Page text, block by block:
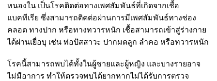
หนองใน เป็นโรคติดต่อทางเพศสัมพันธ์ที่เกิดจากเชื้อ
แบคทีเรีย ซึ่งสามารถติดต่อผ่านการมีเพศสัมพันธ์ทางช่อง
คลอด ทางปาก หรือทางทวารหนัก เชื้อสามารถเข้าสู่ร่างกาย
ได้ผ่านเยื่อบุ เช่น ท่อปัสสาวะ ปากมดลูก ลำคอ หรือทวารหนัก
โรคนี้สามารถพบได้ทั้งในผู้ชายและผู้หญิง และบางรายอาจ
ไม่มีอาการ ทำให้ตรวจพบได้ยากหากไม่ได้รับการตรวจ